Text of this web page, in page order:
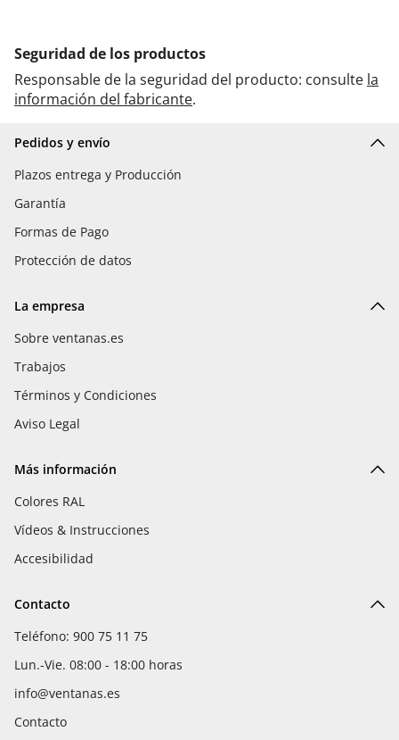
Seguridad de los productos
Responsable de la seguridad del producto: consulte la
información del fabricante.
Pedidos y envío
Plazos entrega y Producción
Garantía
Formas de Pago
Protección de datos
La empresa
Sobre ventanas.es
Trabajos
Términos y Condiciones
Aviso Legal
Más información
Colores RAL
Vídeos & Instrucciones
Accesibilidad
Contacto
Teléfono: 900 75 11 75
Lun.-Vie. 08:00 - 18:00 horas
info@ventanas.es
Contacto